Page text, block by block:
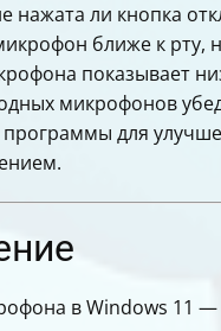
нажата ли кнопка
ближе к
показывает
микрофонов
программы для
в Windows 11 —